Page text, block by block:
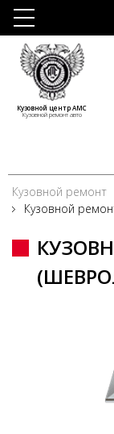
Кузовной центр АМС
Кузовной ремонт авто
Кузовной ремонт
Кузовной